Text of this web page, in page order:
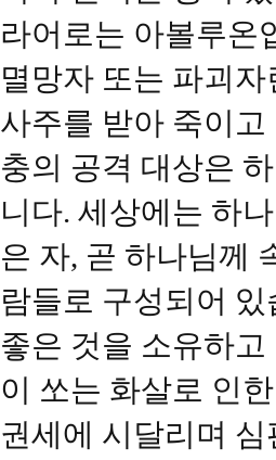
라어로는 아볼루온
멸망자 또는 파괴
사주를 받아 죽이
충의 공격 대상은
니다. 세상에는 하
은 자, 곧 하나님께
람들로 구성되어
좋은 것을 소유하
이 쏘는 화살로 인
권세에 시달리며